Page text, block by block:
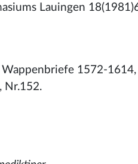
Lauingen
1572-
Nr.152.